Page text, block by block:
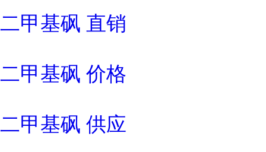
二甲基砜 直销
二甲基砜 价格
二甲基砜 供应